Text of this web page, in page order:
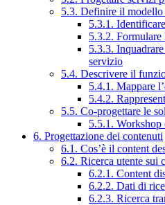
5.3. Definire il
5.3.1.
5.3.2.
5.3.3.
servizio
5.4. Descrivere il
5.4.1. Mappare
5.4.2.
5.5. Co-progettare le
5.5.1. Workshop
6. Progettazione dei contenuti
6.1. Cos’è il content
6.2. Ricerca utente sui
6.2.1. Content
6.2.2. Dati di
6.2.3. Ricerca